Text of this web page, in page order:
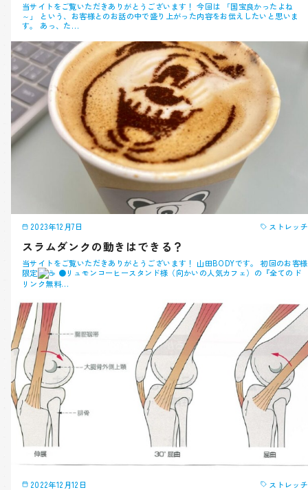
当サイトをご覧いただきありがとうございます！ 今回は 「国宝良かったよね
～」 という、お客様とのお話の中で盛り上がった内容をお伝えしたいと思いま
す。 あっ、た…
2023年12月7日 ストレッチ
スラムダンクの動きはできる？
当サイトをご覧いただきありがとうございます！ 山田BODYです。 初回のお客様
限定
●リュモンコーヒースタンド様（向かいの人気カフェ）の『全てのド
リンク無料…
2022年12月12日 ストレッチ